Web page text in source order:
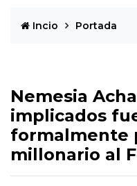
Incio Portada
Nemesia
implicados
formalmente
millonario al